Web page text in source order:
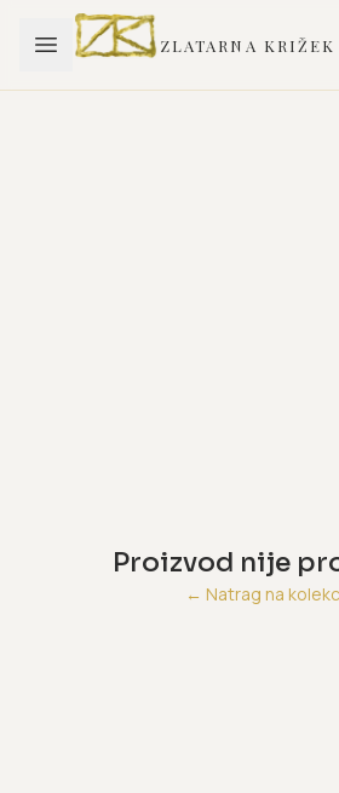
ZLATARNA KRIŽEK
Proizvod nije
← Natrag na